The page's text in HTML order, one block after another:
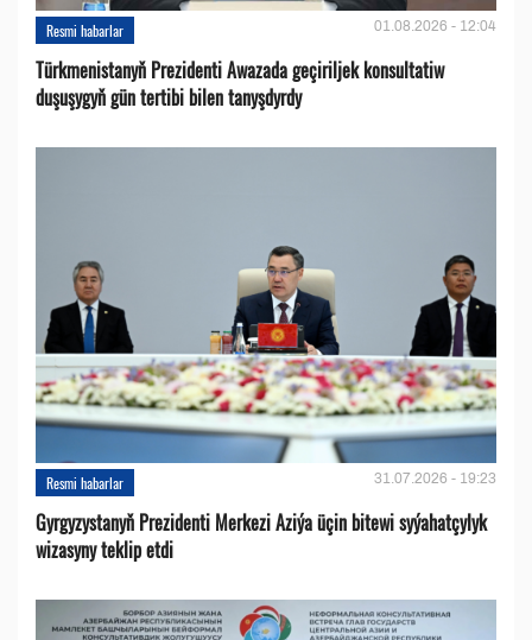
Resmi habarlar 01.08.2026 - 12:04
Türkmenistanyň Prezidenti Awazada geçiriljek konsultatiw
duşuşygyň gün tertibi bilen tanyşdyrdy
Resmi habarlar 31.07.2026 - 19:23
Gyrgyzystanyň Prezidenti Merkezi Aziýa üçin bitewi syýahatçylyk
wizasyny teklip etdi